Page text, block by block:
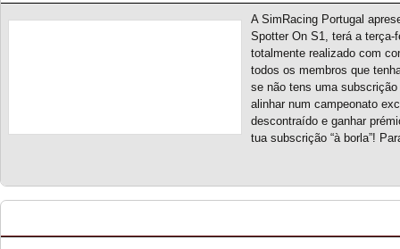
A SimRacing Portugal
Spotter On S1, terá a
totalmente realizado com
todos os membros que
se não tens uma
alinhar num campeonato
descontraído e ganhar
tua subscrição “à borla”!